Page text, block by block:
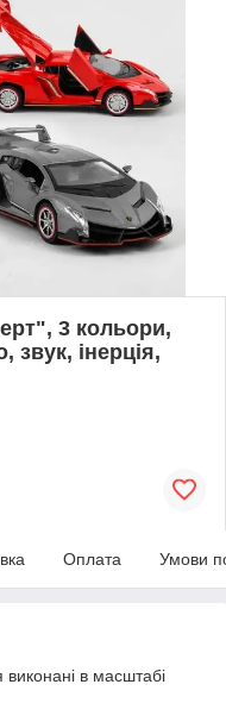
3 кольори,
звук, інерція,
Оплата Умови
виконані в масштабі